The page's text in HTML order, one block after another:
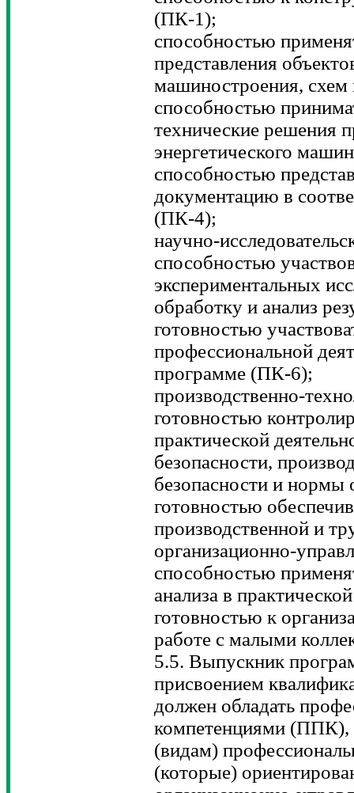
(ПК-1);
способностью
представления
машиностроения,
способностью
технические решения
энергетического
способностью
документацию в
(ПК-4);
научно-
способностью
экспериментальных
обработку и анализ
готовностью
профессиональной
программе (ПК-6);
производственно-
готовностью
практической
безопасности,
безопасности и
готовностью
производственной и
организационно-
способностью
анализа в
готовностью к
работе с малыми
5.5. Выпускник
присвоением
должен обладать
компетенциями (ППК),
(видам)
(которые)